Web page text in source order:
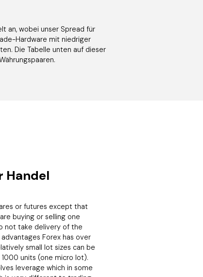
an, wobei unser Spread für
Hardware mit niedriger
Die Tabelle unten auf dieser
Handel
or futures except that
buying or selling one
not take delivery of the
Forex has over
small lot sizes can be
units (one micro lot).
leverage which in some